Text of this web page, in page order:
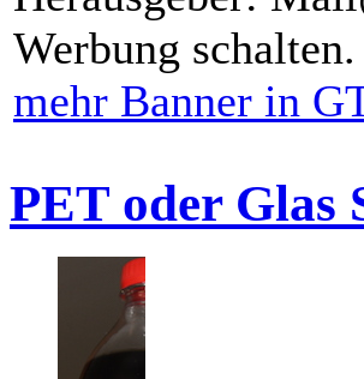
Werbung schalten.
mehr Banner in
PET oder Glas